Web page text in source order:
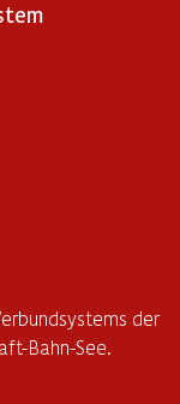
der
Bahn-See.